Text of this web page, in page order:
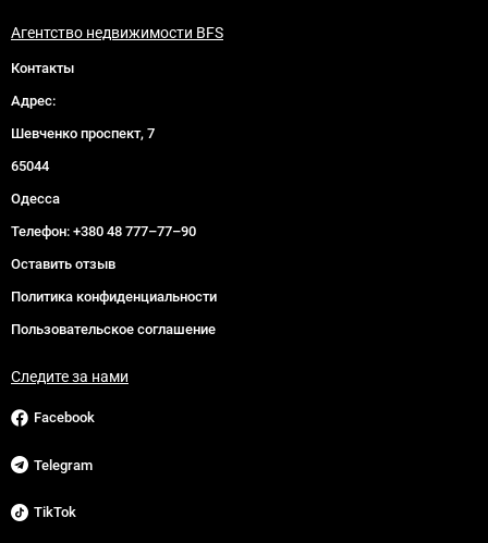
Агентство недвижимости BFS
Контакты
Адрес:
Шевченко проспект, 7
65044
Одесса
Телефон: +380 48 777–77–90
Оставить отзыв
Политика конфиденциальности
Пользовательское соглашение
Следите за нами
Facebook
Telegram
TikTok